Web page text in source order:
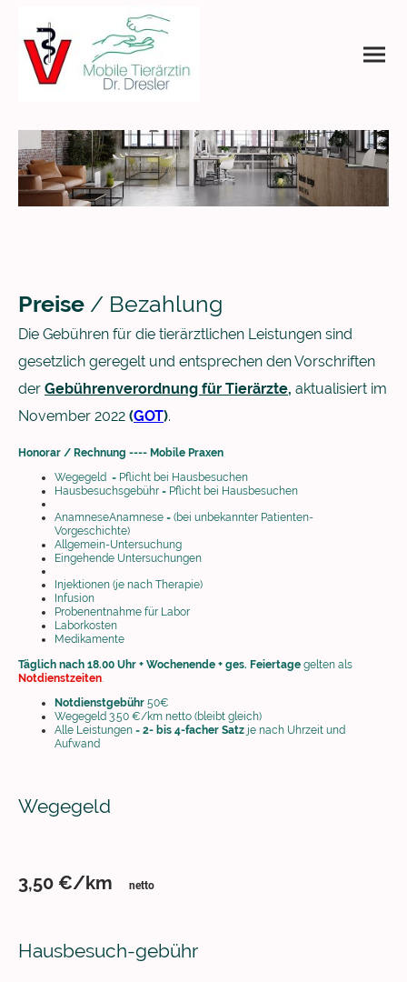
Preise / Bezahlung
Die Gebühren für die tierärztlichen Leistungen sind
gesetzlich geregelt und entsprechen den Vorschriften
der Gebührenverordnung für Tierärzte, aktualisiert im
November 2022 (GOT).
Honorar / Rechnung ---- Mobile Praxen
Wegegeld = Pflicht bei Hausbesuchen
Hausbesuchsgebühr = Pflicht bei Hausbesuchen
AnamneseAnamnese = (bei unbekannter Patienten-
Vorgeschichte)
Allgemein-Untersuchung
Eingehende Untersuchungen
Injektionen (je nach Therapie)
Infusion
Probenentnahme für Labor
Laborkosten
Medikamente
Täglich nach 18.00 Uhr + Wochenende + ges. Feiertage gelten als
Notdienstzeiten
Notdienstgebühr 50€
Wegegeld 3.50 €/km netto (bleibt gleich)
Alle Leistungen = 2- bis 4-facher Satz je nach Uhrzeit und
Aufwand
Wegegeld
3,50 €/km netto
Hausbesuch-gebühr